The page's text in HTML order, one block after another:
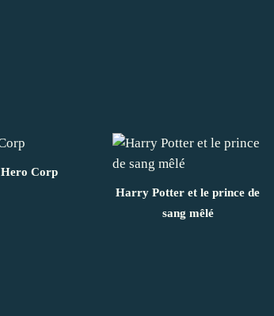
Hero Corp
Harry Potter et le prince de
sang mêlé